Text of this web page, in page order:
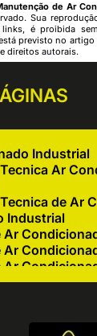
de Ar
Sua
é proibida
previsto no
direitos autorais.
Industrial
Ar
de Ar
Industrial
Ar
Ar
Ar